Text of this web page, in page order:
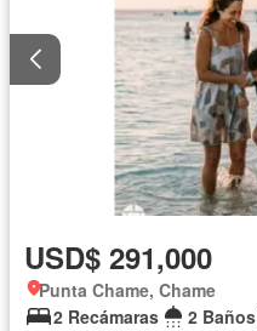
USD$ 291,000
Punta Chame, Chame
2 Recámaras
2 Baños